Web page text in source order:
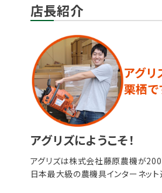
店長紹介
アグ
栗栖で
アグリズにようこそ！
アグリズは株式会社藤原農機が
日本最大級の農機具インターネット